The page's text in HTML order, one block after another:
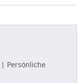
Persönliche